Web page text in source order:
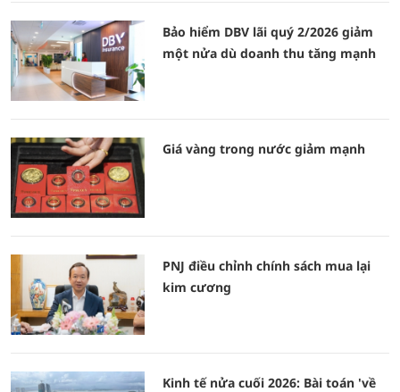
Bảo hiểm DBV lãi quý 2/2026 giảm
một nửa dù doanh thu tăng mạnh
Giá vàng trong nước giảm mạnh
PNJ điều chỉnh chính sách mua lại
kim cương
Kinh tế nửa cuối 2026: Bài toán 'về